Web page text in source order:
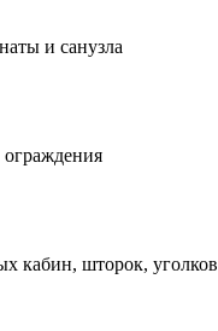
и санузла
кабин, шторок, уголков